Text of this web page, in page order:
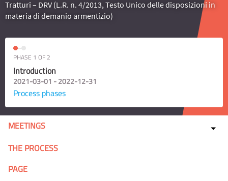
Tratturi – DRV (L.R. n. 4/2013, Testo Unico delle disposizioni in
materia di demanio armentizio)
PHASE 1 OF 2
Introduction
2021-03-01 - 2022-12-31
Process phases
MEETINGS
THE PROCESS
PAGE